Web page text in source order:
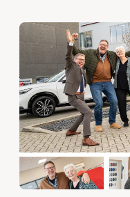
Over ons
Webshop
Contact